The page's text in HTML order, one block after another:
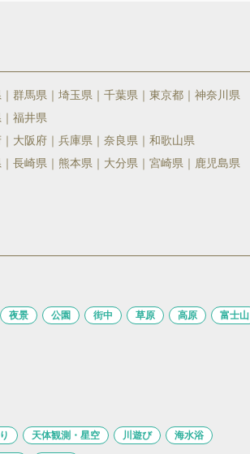
群馬県 埼玉県 千葉県 東京都
神奈川県
福井県
大阪府 兵庫県 奈良県
和歌山県
長崎県 熊本県 大分県 宮崎県
鹿児島県
夜景 公園 街中 草原 高原 富士山
天体観測・星空 川遊び 海水浴